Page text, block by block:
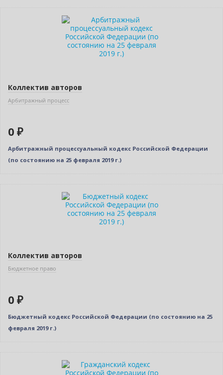
Коллектив авторов
Арбитражный процесс
0 ₽
Арбитражный процессуальный кодекс Российской Федерации
(по состоянию на 25 февраля 2019 г.)
Коллектив авторов
Бюджетное право
0 ₽
Бюджетный кодекс Российской Федерации (по состоянию на 25
февраля 2019 г.)